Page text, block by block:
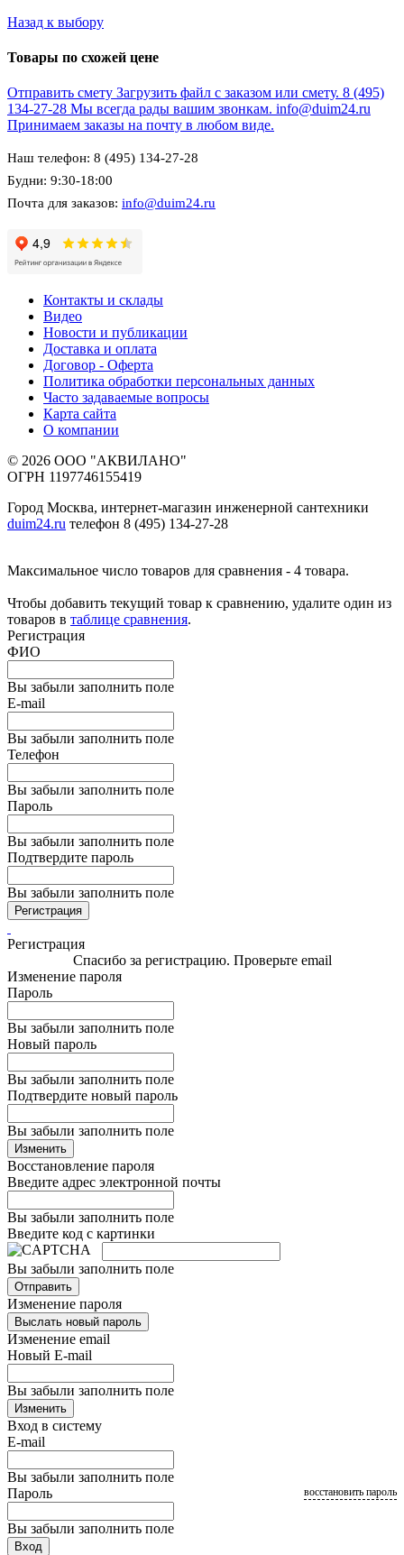
Назад к выбору
Товары по схожей цене
Отправить смету Загрузить файл с заказом или смету. 8 (495)
134-27-28 Мы всегда рады вашим звонкам. info@duim24.ru
Принимаем заказы на почту в любом виде.
Наш телефон: 8 (495) 134-27-28
Будни: 9:30-18:00
Почта для заказов: info@duim24.ru
Контакты и склады
Видео
Новости и публикации
Доставка и оплата
Договор - Оферта
Политика обработки персональных данных
Часто задаваемые вопросы
Карта сайта
О компании
© 2026 ООО "АКВИЛАНО"
ОГРН 1197746155419
Город Москва, интернет-магазин инженерной сантехники
duim24.ru телефон 8 (495) 134-27-28
Максимальное число товаров для сравнения - 4 товара.
Чтобы добавить текущий товар к сравнению, удалите один из
товаров в таблице сравнения.
Регистрация
ФИО
Вы забыли заполнить поле
E-mail
Вы забыли заполнить поле
Телефон
Вы забыли заполнить поле
Пароль
Вы забыли заполнить поле
Подтвердите пароль
Вы забыли заполнить поле
Регистрация
Регистрация
Спасибо за регистрацию. Проверьте email
Изменение пароля
Пароль
Вы забыли заполнить поле
Новый пароль
Вы забыли заполнить поле
Подтвердите новый пароль
Вы забыли заполнить поле
Изменить
Восстановление пароля
Введите адрес электронной почты
Вы забыли заполнить поле
Введите код с картинки
Вы забыли заполнить поле
Отправить
Изменение пароля
Выслать новый пароль
Изменение email
Новый E-mail
Вы забыли заполнить поле
Изменить
Вход в систему
E-mail
Вы забыли заполнить поле
Пароль
Вы забыли заполнить поле
восстановить пароль
Вход